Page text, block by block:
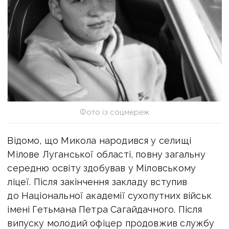
Фото із соцмереж
Відомо, що Микола народився у селищі
Мілове Луганської області, повну загальну
середню освіту здобував у Міловському
ліцеї. Після закінчення закладу вступив
до Національної академії сухопутних військ
імені Гетьмана Петра Сагайдачного. Після
випуску молодий офіцер продовжив службу